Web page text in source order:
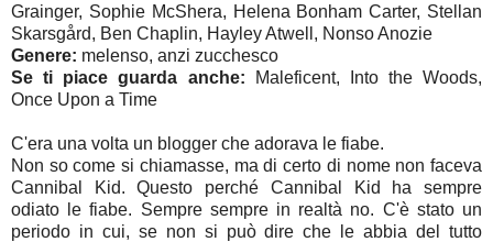
Grainger, Sophie McShera, Helena Bonham Carter, Stellan
Skarsgård, Ben Chaplin, Hayley Atwell, Nonso Anozie
Genere: melenso, anzi zucchesco
Se ti piace guarda anche: Maleficent, Into the Woods,
Once Upon a Time
C'era una volta un blogger che adorava le fiabe.
Non so come si chiamasse, ma di certo di nome non faceva
Cannibal Kid. Questo perché Cannibal Kid ha sempre
odiato le fiabe. Sempre sempre in realtà no. C'è stato un
periodo in cui, se non si può dire che le abbia del tutto